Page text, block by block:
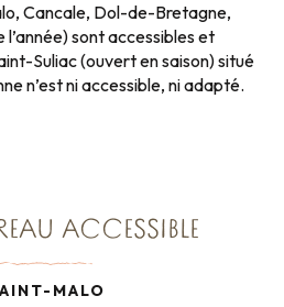
Cancale, Dol-de-Bretagne,
sont accessibles et
Suliac (ouvert en saison) situé
n’est ni accessible, ni adapté.
ACCESSIBLE
MALO